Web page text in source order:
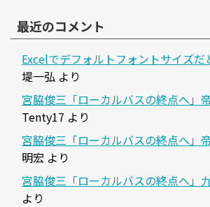
最近のコメント
Excelでデフォルトフォントサイズだ
堤一弘 より
宮脇俊三「ローカルバスの終点へ」
Tenty17 より
宮脇俊三「ローカルバスの終点へ」
明宏 より
宮脇俊三「ローカルバスの終点へ」
より